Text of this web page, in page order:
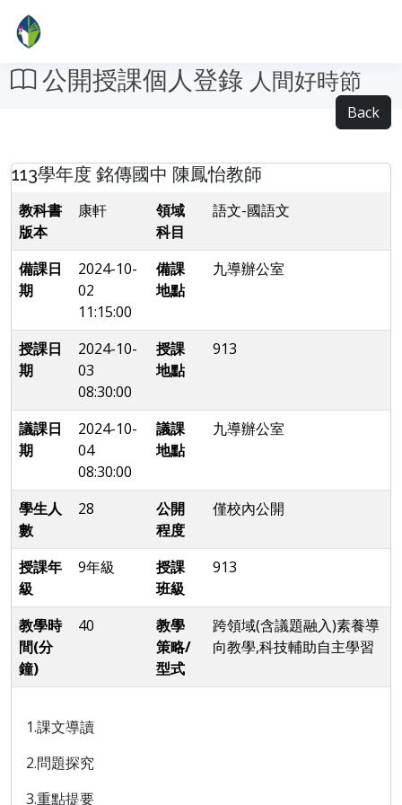
公開授課個人登錄 人間好時節
Back
113學年度 銘傳國中 陳鳳怡教師
教科書
版本
康軒
領域
科目
語文-國語文
備課日
期
2024-10-
02
11:15:00
備課
地點
九導辦公室
授課日
期
2024-10-
03
08:30:00
授課
地點
913
議課日
期
2024-10-
04
08:30:00
議課
地點
九導辦公室
學生人
數
28
公開
程度
僅校內公開
授課年
級
9年級
授課
班級
913
教學時
間(分
鐘)
40
教學
策略/
型式
跨領域(含議題融入)素養導
向教學,科技輔助自主學習
1.課文導讀
2.問題探究
3.重點提要